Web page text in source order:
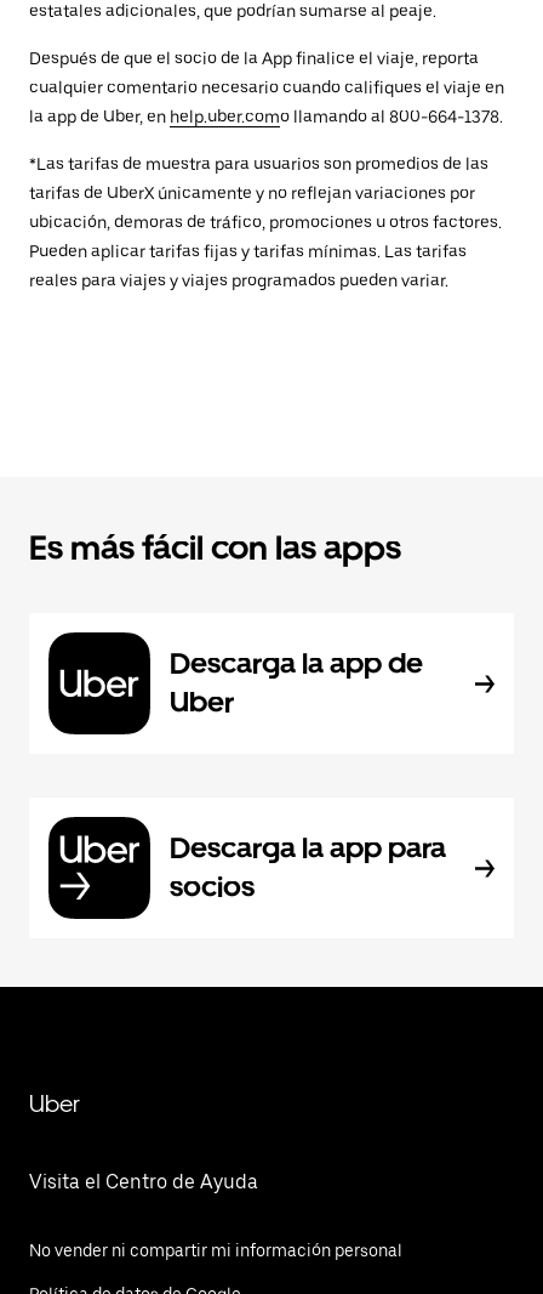
estatales adicionales, que podrían sumarse al peaje.
Después de que el socio de la App finalice el viaje, reporta
cualquier comentario necesario cuando califiques el viaje en
la app de Uber, en help.uber.como llamando al 800-664-1378.
*Las tarifas de muestra para usuarios son promedios de las
tarifas de UberX únicamente y no reflejan variaciones por
ubicación, demoras de tráfico, promociones u otros factores.
Pueden aplicar tarifas fijas y tarifas mínimas. Las tarifas
reales para viajes y viajes programados pueden variar.
Es más fácil con las apps
Descarga la app de
Uber
Descarga la app para
socios
Uber
Visita el Centro de Ayuda
No vender ni compartir mi información personal